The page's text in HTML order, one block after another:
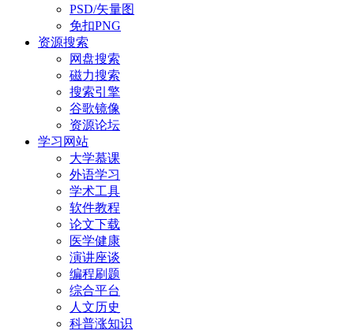
PSD/矢量图
免扣PNG
资源搜索
网盘搜索
磁力搜索
搜索引擎
谷歌镜像
资源论坛
学习网站
大学慕课
外语学习
学术工具
软件教程
论文下载
医学健康
演讲座谈
编程刷题
综合平台
人文历史
科普涨知识